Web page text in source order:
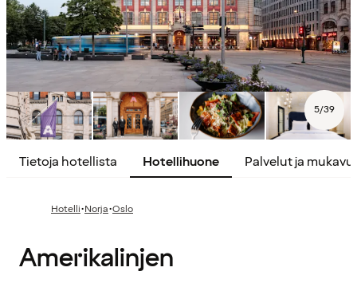
5/39
Tietoja hotellista Hotellihuone Palvelut ja
Hotelli·Norja·Oslo
Amerikalinjen